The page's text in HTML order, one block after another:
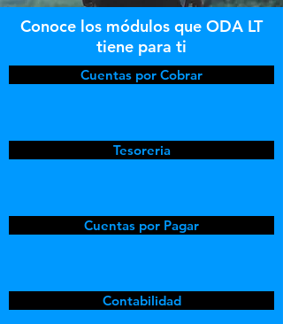
Conoce los módulos que ODA LT
tiene para ti
Cuentas por Cobrar
Tesoreria
Cuentas por Pagar
Contabilidad